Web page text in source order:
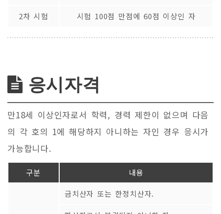
2차 시험 시험 100점 만점에 60점 이상인 자
응시자격
만18세 이상인자로서 학력, 경력 제한이 없으며 다음
의 각 호의 1에 해당하지 아니하는 자인 경우 응시가
가능합니다.
구분 내용
금치산자 또는 한정치산자.